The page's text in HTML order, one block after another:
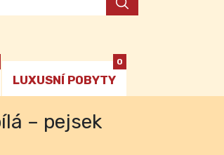
LUXUSNÍ POBYTY
0
– pejsek